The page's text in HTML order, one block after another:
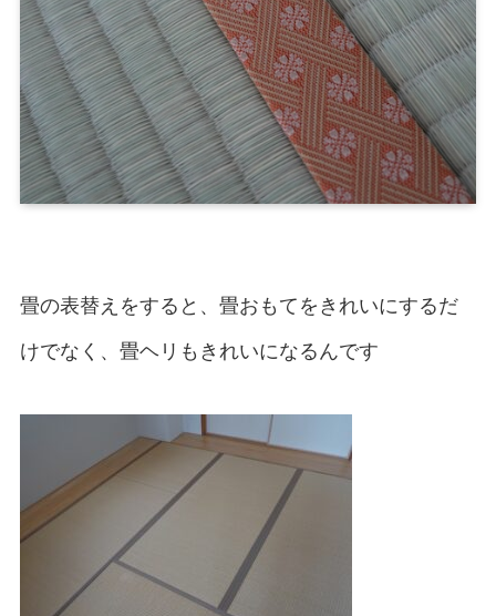
畳の表替えをすると、畳おもてをきれいにするだ
けでなく、畳ヘリもきれいになるんです